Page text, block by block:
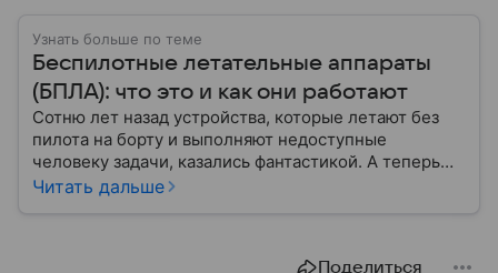
Узнать больше по теме
Беспилотные летательные аппараты
(БПЛА): что это и как они работают
Сотню лет назад устройства, которые летают без
пилота на борту и выполняют недоступные
человеку задачи, казались фантастикой. А теперь
они стали реальностью: собрали главное о
Читать дальше
Поделиться